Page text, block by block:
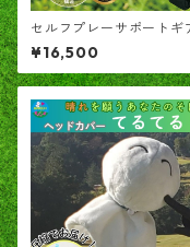
セルフプレーサポートギ
「めつっち＋」 ― ラウン
の小さなキャディ ―
¥16,500